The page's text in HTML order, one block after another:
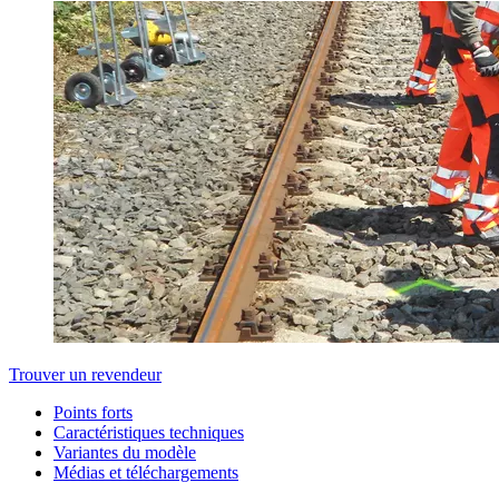
Trouver un revendeur
Points forts
Caractéristiques techniques
Variantes du modèle
Médias et téléchargements